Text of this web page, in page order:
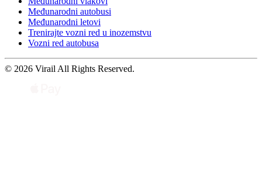
Međunarodni autobusi
Međunarodni letovi
Trenirajte vozni red u inozemstvu
Vozni red autobusa
© 2026 Virail All Rights Reserved.